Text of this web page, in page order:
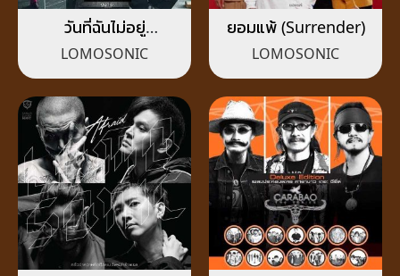
วันที่ฉันไม่อยู่
(TOMORROW)
LOMOSONIC
ยอมแพ้ (Surrender)
LOMOSONIC